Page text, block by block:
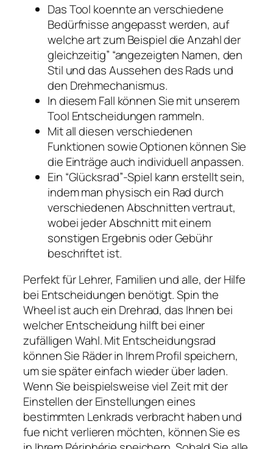
Das Tool koennte an verschiedene
Bedürfnisse angepasst werden, auf
welche art zum Beispiel die Anzahl der
gleichzeitig” “angezeigten Namen, den
Stil und das Aussehen des Rads und
den Drehmechanismus.
In diesem Fall können Sie mit unserem
Tool Entscheidungen rammeln.
Mit all diesen verschiedenen
Funktionen sowie Optionen können Sie
die Einträge auch individuell anpassen.
Ein “Glücksrad”-Spiel kann erstellt sein,
indem man physisch ein Rad durch
verschiedenen Abschnitten vertraut,
wobei jeder Abschnitt mit einem
sonstigen Ergebnis oder Gebühr
beschriftet ist.
Perfekt für Lehrer, Familien und alle, der Hilfe
bei Entscheidungen benötigt. Spin the
Wheel ist auch ein Drehrad, das Ihnen bei
welcher Entscheidung hilft bei einer
zufälligen Wahl. Mit Entscheidungsrad
können Sie Räder in Ihrem Profil speichern,
um sie später einfach wieder über laden.
Wenn Sie beispielsweise viel Zeit mit der
Einstellen der Einstellungen eines
bestimmten Lenkrads verbracht haben und
fue nicht verlieren möchten, können Sie es